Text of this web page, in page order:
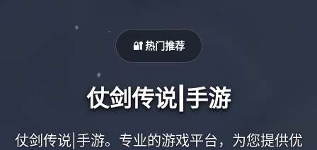
🔐 热门推荐
仗剑传说|手游
仗剑传说|手游。专业的游戏平台，为您提供优